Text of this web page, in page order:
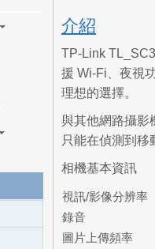
介紹
TP-Link
援 Wi-Fi、夜視
理想的選擇。
與其他網路攝影
只能在偵測到移
相機基本資訊
視訊/影像分辨率
錄音
圖片上傳頻率